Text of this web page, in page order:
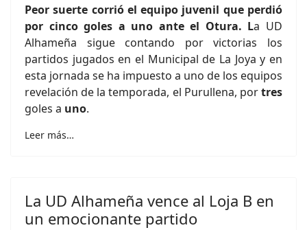
Peor suerte corrió el equipo juvenil que perdió
por cinco goles a uno ante el Otura. La UD
Alhameña sigue contando por victorias los
partidos jugados en el Municipal de La Joya y en
esta jornada se ha impuesto a uno de los equipos
revelación de la temporada, el Purullena, portres
goles a uno.
Leer más…
La UD Alhameña vence al Loja B en
un emocionante partido